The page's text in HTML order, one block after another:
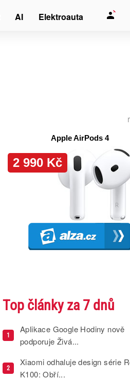
Top články za 7 dnů
1
Aplikace Google Hodiny nově
podporuje Živá...
2
Xiaomi odhaluje design série
K100: Obří...
AI Elektroauta